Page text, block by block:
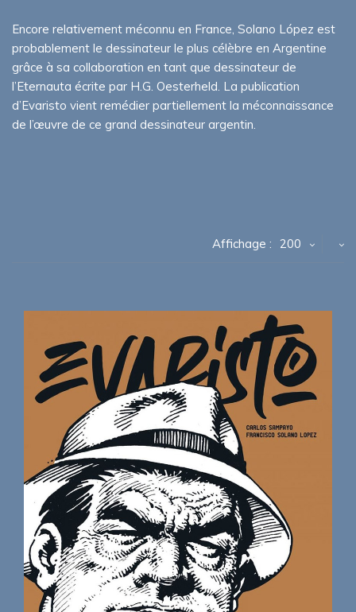
Encore relativement méconnu en France, Solano López est
probablement le dessinateur le plus célèbre en Argentine
grâce à sa collaboration en tant que dessinateur de
l’Eternauta écrite par H.G. Oesterheld. La publication
d’Evaristo vient remédier partiellement la méconnaissance
de l’œuvre de ce grand dessinateur argentin.
Affichage : 200